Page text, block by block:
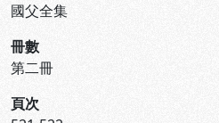
國父全集
冊數
第二冊
頁次